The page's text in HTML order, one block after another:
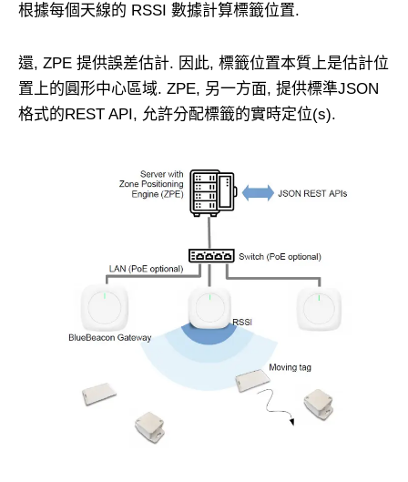
根據每個天線的 RSSI 數據計算標籤位置.
還, ZPE 提供誤差估計. 因此, 標籤位置本質上是估計位
置上的圓形中心區域. ZPE, 另一方面, 提供標準JSON
格式的REST API, 允許分配標籤的實時定位(s).